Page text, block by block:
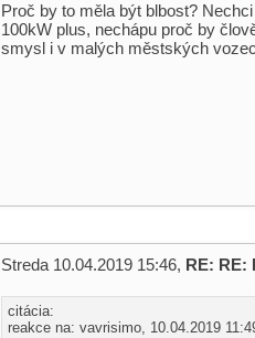
Proč by to měla být blbost?
100kW plus, nechápu proč by
smysl i v malých městských
Streda 10.04.2019 15:46, RE: RE:
citácia:
reakce na: vavrisimo, 10.04.2019